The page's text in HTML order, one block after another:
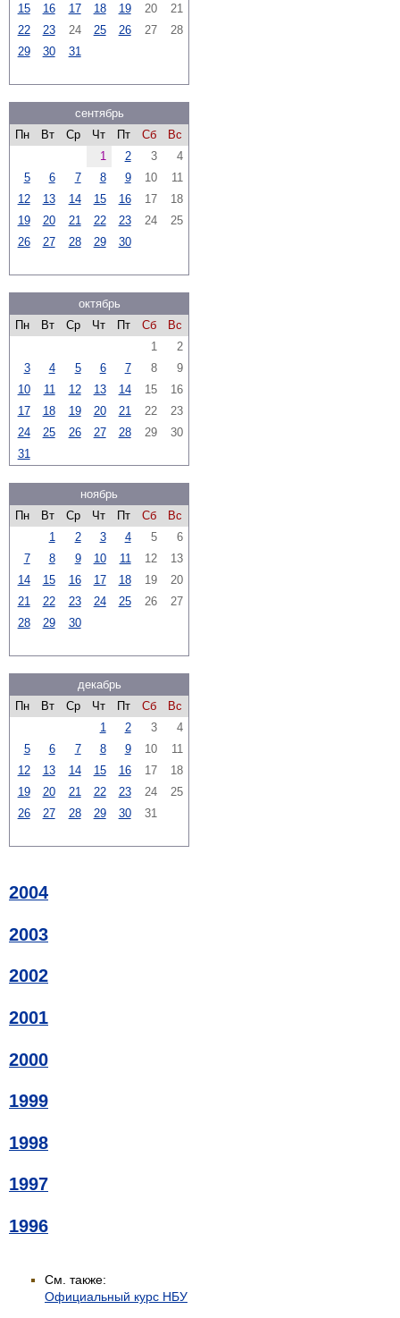
15
16 17 18 19 20
21
22
23 24 25 26 27
28
29
30 31
сентябрь
Пн
Вт Ср Чт Пт Сб
Вс
1
2 3
4
5
6 7 8 9 10
11
12
13 14 15 16 17
18
19
20 21 22 23 24
25
26
27 28 29 30
октябрь
Пн
Вт Ср Чт Пт Сб
Вс
1
2
3
4 5 6 7 8
9
10
11 12 13 14 15
16
17
18 19 20 21 22
23
24
25 26 27 28 29
30
31
ноябрь
Пн
Вт Ср Чт Пт Сб
Вс
1
2 3 4 5
6
7
8 9 10 11 12
13
14
15 16 17 18 19
20
21
22 23 24 25 26
27
28
29 30
декабрь
Пн
Вт Ср Чт Пт Сб
Вс
1
2 3
4
5
6 7 8 9 10
11
12
13 14 15 16 17
18
19
20 21 22 23 24
25
26
27 28 29 30 31
2004
2003
2002
2001
2000
1999
1998
1997
1996
См. также:
Официальный курс НБУ